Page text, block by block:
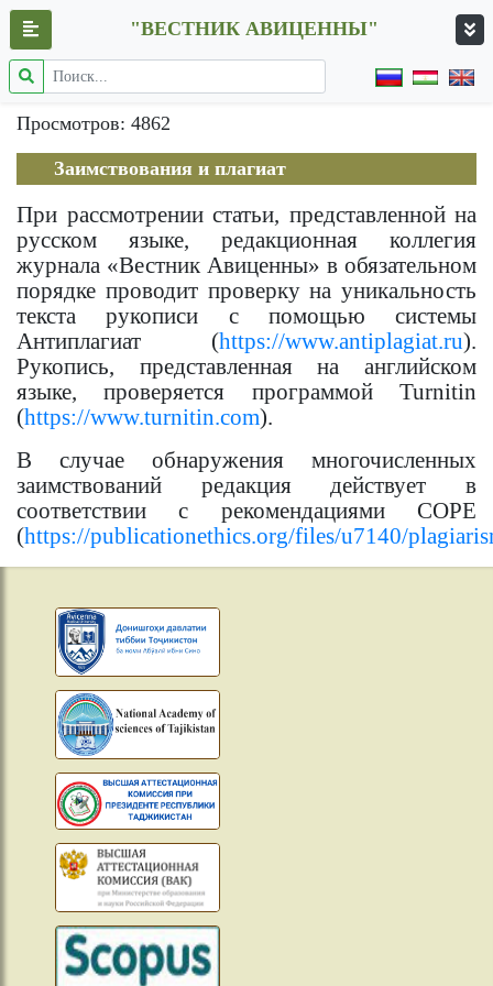
"ВЕСТНИК АВИЦЕННЫ"
Просмотров: 4862
Заимствования и плагиат
При рассмотрении статьи, представленной на
русском языке, редакционная коллегия
журнала «Вестник Авиценны» в обязательном
порядке проводит проверку на уникальность
текста рукописи с помощью системы
Антиплагиат (https://www.antiplagiat.ru).
Рукопись, представленная на английском
языке, проверяется программой Turnitin
(https://www.turnitin.com).
В случае обнаружения многочисленных
заимствований редакция действует в
соответствии с рекомендациями COPE
(https://publicationethics.org/files/u7140/